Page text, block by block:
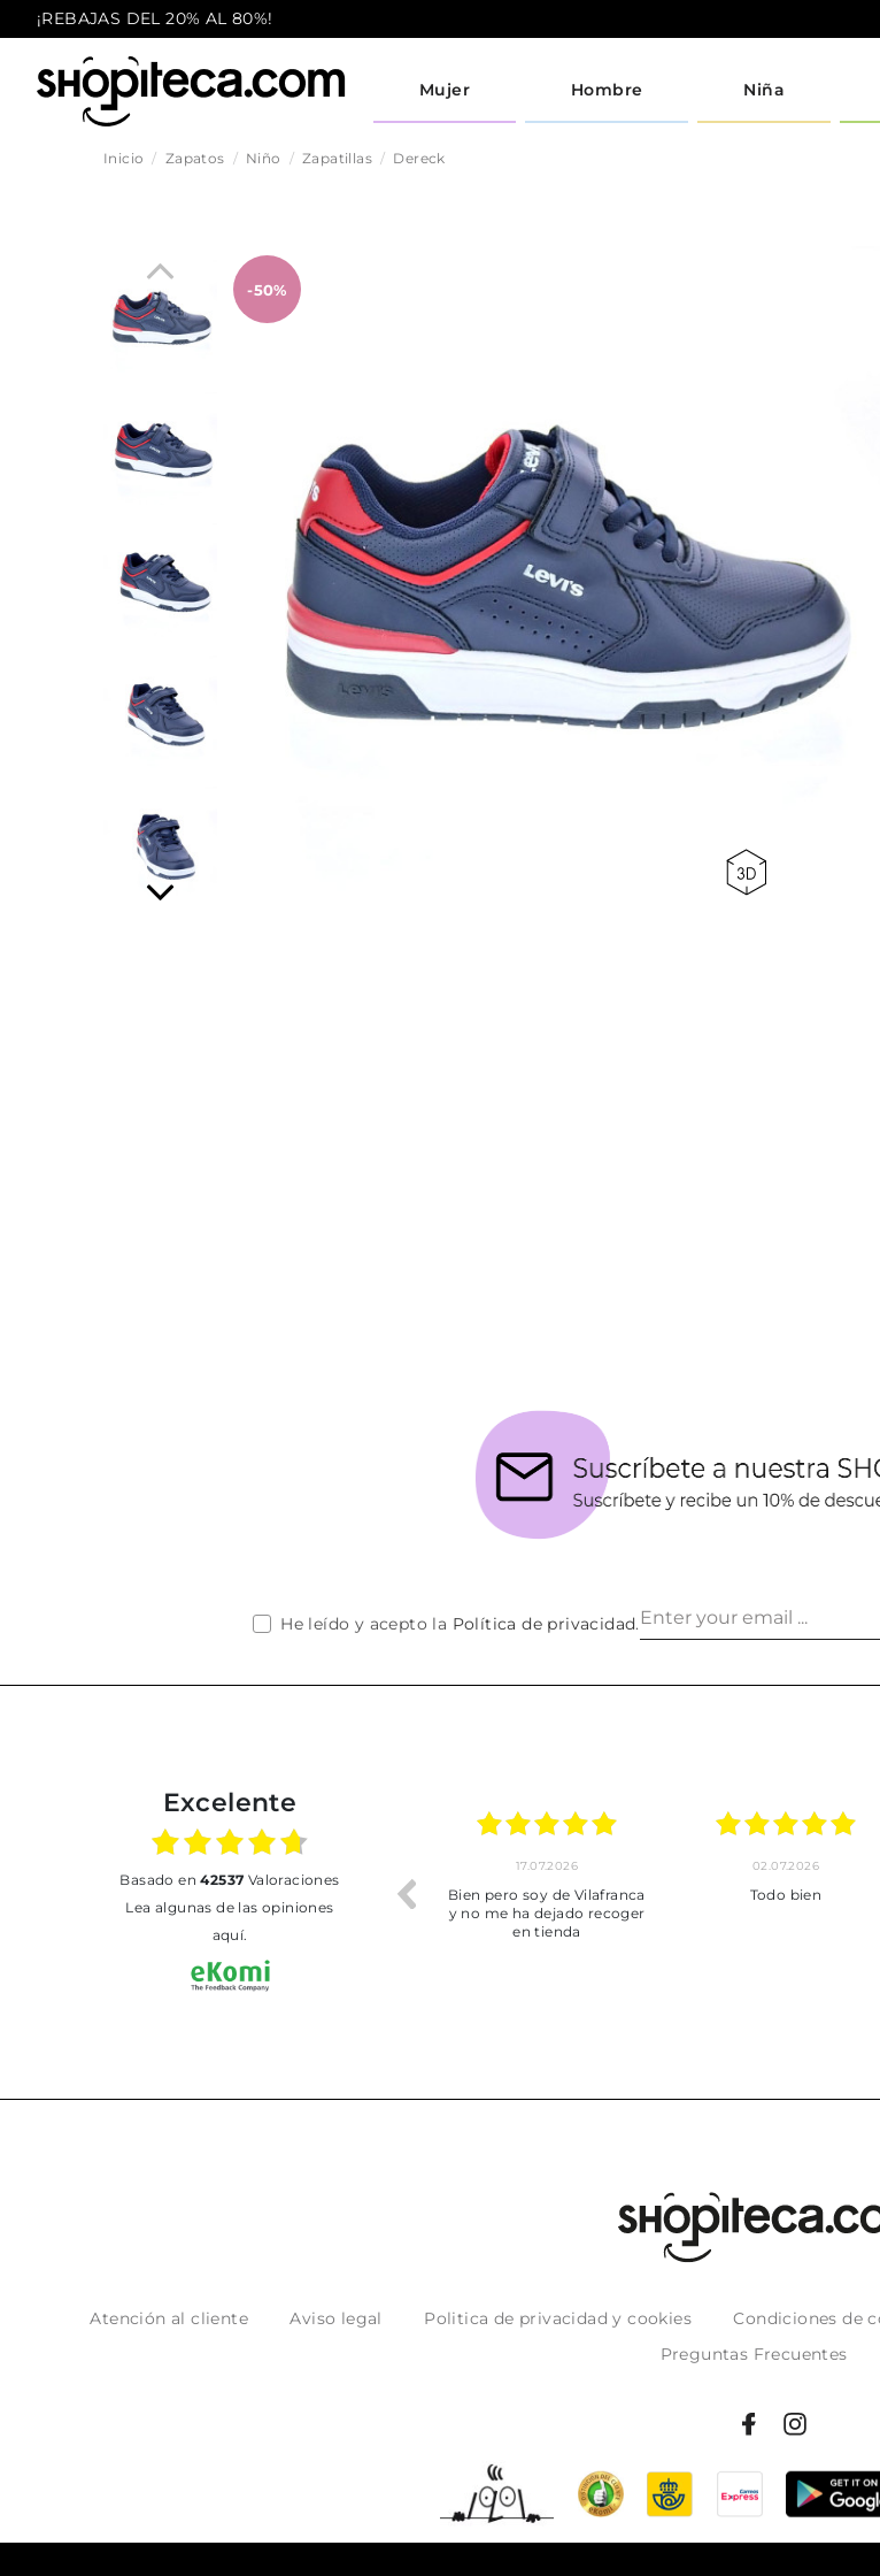
¡REBAJAS DEL 20% AL 80%!
Mujer Hombre Niña
Inicio Zapatos Niño Zapatillas Dereck
-50%
He leído y acepto la Política de privacidad.
Excelente
basado en42537 Valoraciones
Lea algunas de las opiniones
aquí.
24.06.2026
***
23.06.2026
Pedido hecho, pedido
Atención al cliente Aviso legal Politica de privacidad y cookies Condiciones de
Preguntas Frecuentes